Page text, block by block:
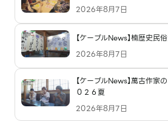
2026年8月7日
【ケーブルNews】楠歴史民
2026年8月7日
【ケーブルNews】萬古作家
０２６夏
2026年8月7日